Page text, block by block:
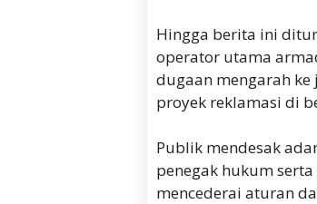
Hingga berita ini
operator utama
dugaan mengarah
proyek reklamasi di
Publik mendesak
penegak hukum
mencederai aturan